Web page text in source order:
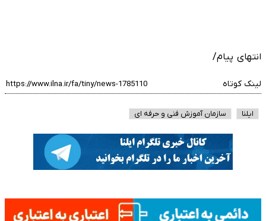
انتهای پیام/
لینک کوتاه
ایلنا سازمان آموزش فنی و حرفه ای